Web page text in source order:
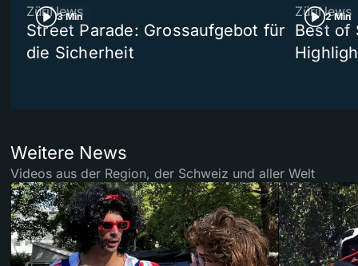
3 Min
ZüriNews
Street Parade: Grossaufgebot für
die Sicherheit
2 Min
ZüriNews
Best of
Weitere News
Videos aus der Region, der Schweiz und aller Welt